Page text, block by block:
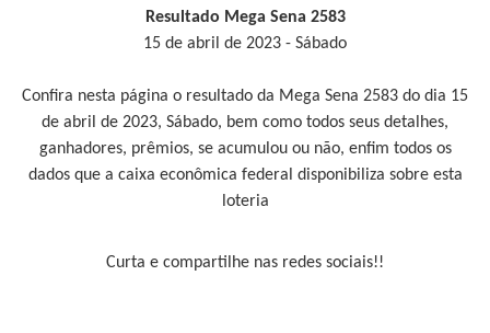
Resultado Mega Sena 2583
15 de abril de 2023 - Sábado
Confira nesta página o resultado da Mega Sena 2583 do dia 15
de abril de 2023, Sábado, bem como todos seus detalhes,
ganhadores, prêmios, se acumulou ou não, enfim todos os
dados que a caixa econômica federal disponibiliza sobre esta
loteria
Curta e compartilhe nas redes sociais!!